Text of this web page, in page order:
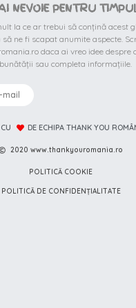
NEVOIE PENTRU
la ce ar trebui să conțină acest
ne fi scapat anumite aspecte.
daca ai vreo idee despre
sau completa informațiile.
DE ECHIPA THANK YOU
2020 www.thankyouromania.ro
POLITICĂ COOKIE
POLITICĂ DE CONFIDENȚIALITATE